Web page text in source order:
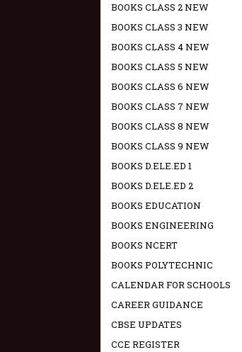
BOOKS CLASS 2 NEW
BOOKS CLASS 3 NEW
BOOKS CLASS 4 NEW
BOOKS CLASS 5 NEW
BOOKS CLASS 6 NEW
BOOKS CLASS 7 NEW
BOOKS CLASS 8 NEW
BOOKS CLASS 9 NEW
BOOKS D.ELE.ED 1
BOOKS D.ELE.ED 2
BOOKS EDUCATION
BOOKS ENGINEERING
BOOKS NCERT
BOOKS POLYTECHNIC
CALENDAR FOR SCHOOLS
CAREER GUIDANCE
CBSE UPDATES
CCE REGISTER